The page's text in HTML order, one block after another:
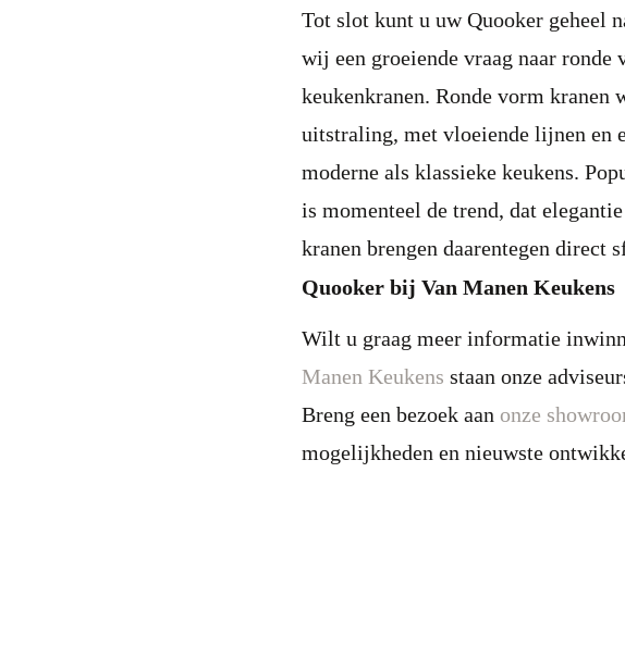
Tot slot kunt u uw Quooker geheel
wij een groeiende vraag naar
keukenkranen. Ronde vorm kranen
uitstraling, met vloeiende lijnen en
moderne als klassieke keukens.
is momenteel de trend, dat
kranen brengen daarentegen direct
Quooker bij Van Manen Keukens
Wilt u graag meer informatie
Manen Keukens staan onze
Breng een bezoek aan onze
mogelijkheden en nieuwste